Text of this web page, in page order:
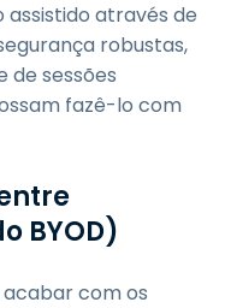
através de
robustas,
de sessões
fazê-lo com
BYOD)
com os